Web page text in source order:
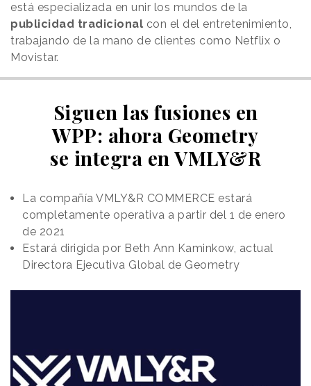
está especializada en unir los mundos de la
publicidad tradicional con el del entretenimiento,
trabajando de la mano de clientes como Netflix o
Movistar.
Siguen las fusiones en
WPP: ahora Geometry
se integra en VMLY&R
La compañía VMLY&R COMMERCE estará
completamente operativa a partir del 1 de enero
de 2021
Estará dirigida por Beth Ann Kaminkow, actual
Directora Ejecutiva Global de Geometry